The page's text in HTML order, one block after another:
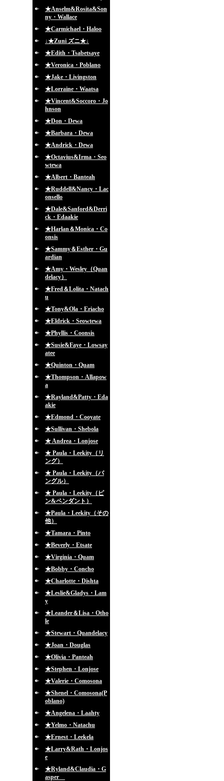
★Anselm&Rosita&Son
ny・Wallace
★Carmichael・Haloo
↓★Zuni ズニ★↓
★Edith・Tsabetsaye
★Veronica・Poblano
★Jake・Livingston
★Lorraine・Waatsa
★Vincent&Soccoro・Jo
hnson
★Don・Dewa
★Barbara・Dewa
★Andrick・Dewa
★Octavius&Irma・Seo
wtewa
★Albert・Banteah
★Ruddell&Nancy・Lac
onsello
★Dale&Sanford&Derri
ck・Edaakie
★Harlan＆Monica・Co
onsis
★Sammy＆Esther・Gu
ardian
★Amy・Wesley（Quan
delacy）
★Fred＆Lolita・Natach
u
★Tony&Ola・Eriacho
★Eldrick・Seowtewa
★Phyllis・Coonsis
★Susie&Faye・Lowsay
atee
★Quinton・Quam
★Thompson・Allapow
a
★Rayland&Patty・Eda
akie
★Edmond・Cooyate
★Sullivan・Shebola
★ Andrea・Lonjose
★ Paula・Leekity（リ
ング）
★ Paula・Leekity（バ
ングル）
★ Paula・Leekity（ピ
ン&ペンダント）
★Paula・Leekity（その
他）
★Tamara・Pinto
★Beverly・Etsate
★Virginia・Quam
★Bobby・Concho
★Charlotte・Dishta
★Leslie&Gladys・Lam
y
★Leander＆Lisa・Otho
le
★Stewart・Quandelacy
★Joan・Douglas
★Olivia・Panteah
★Stephen・Lonjose
★Valerie・Comosona
★Shenel・Comosona(P
oblano)
★Angelena・Laahty
★Yelmo・Natachu
★Ernest・Leekela
★Larry&Rath・Lonjos
e
★Ryland&Claudia・G
asper